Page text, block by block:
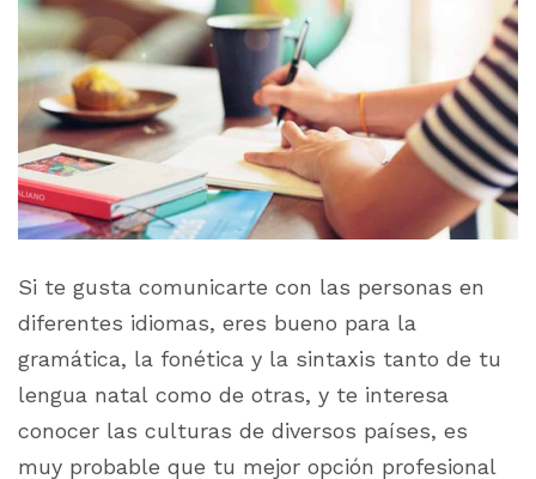
Si te gusta comunicarte con las personas en
diferentes idiomas, eres bueno para la
gramática, la fonética y la sintaxis tanto de tu
lengua natal como de otras, y te interesa
conocer las culturas de diversos países, es
muy probable que tu mejor opción profesional